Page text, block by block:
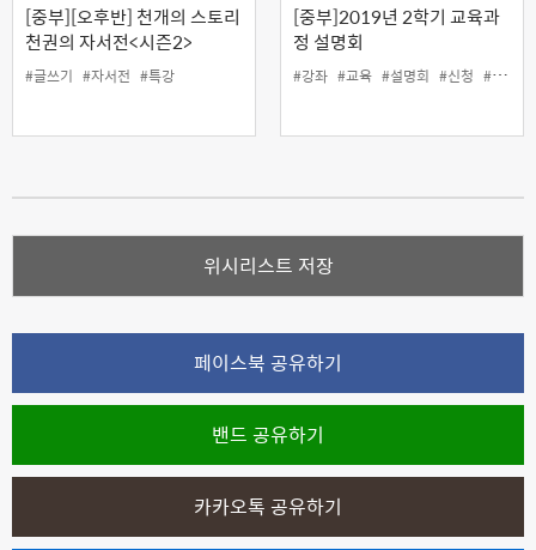
[중부][오후반] 천개의 스토리
천권의 자서전<시즌2>
#글쓰기 #자서전 #특강
[중부]2019년 2학기 교육과
정 설명회
#강좌 #교육 #설명회 #신청 #특강
위시리스트 저장
페이스북 공유하기
밴드 공유하기
카카오톡 공유하기